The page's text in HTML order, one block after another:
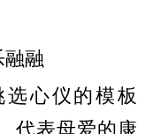
融融
心仪的模板
代表母爱的康